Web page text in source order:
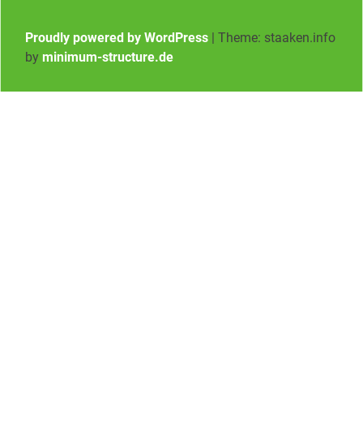
Proudly powered by WordPress | Theme: staaken.info
by minimum-structure.de